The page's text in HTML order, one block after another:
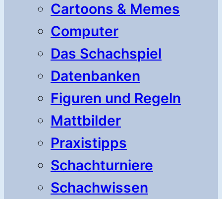
Cartoons & Memes
Computer
Das Schachspiel
Datenbanken
Figuren und Regeln
Mattbilder
Praxistipps
Schachturniere
Schachwissen